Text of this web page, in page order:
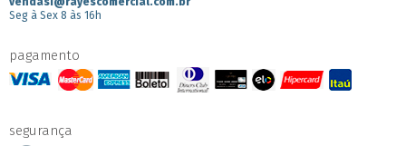
Seg à Sex 8 às 16h
pagamento
segurança